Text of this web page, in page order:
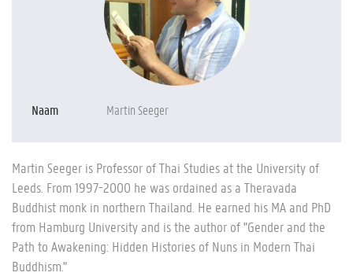
Naam Martin Seeger
Martin Seeger is Professor of Thai Studies at the University of
Leeds. From 1997-2000 he was ordained as a Theravada
Buddhist monk in northern Thailand. He earned his MA and PhD
from Hamburg University and is the author of "Gender and the
Path to Awakening: Hidden Histories of Nuns in Modern Thai
Buddhism."